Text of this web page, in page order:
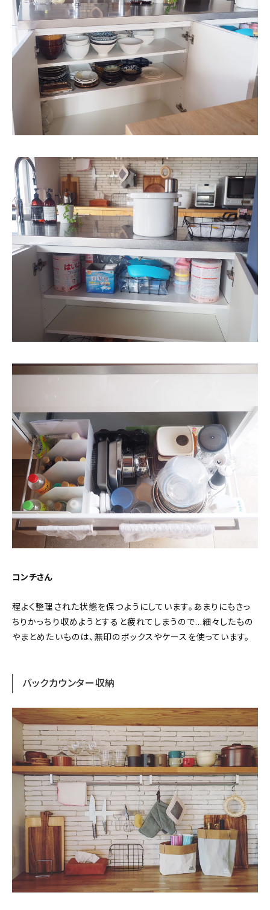
コンチさん
程よく整理された状態を保つようにしています。あまりにもきっ
ちりかっちり収めようとすると疲れてしまうので…細々したもの
やまとめたいものは、無印のボックスやケースを使っています。
バックカウンター収納